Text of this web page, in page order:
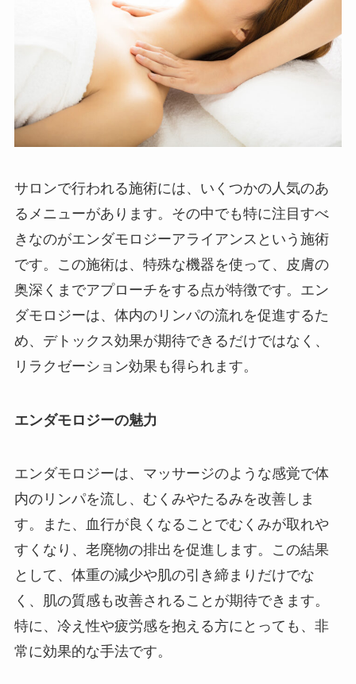
サロンで行われる施術には、いくつかの人気のあ
るメニューがあります。その中でも特に注目すべ
きなのがエンダモロジーアライアンスという施術
です。この施術は、特殊な機器を使って、皮膚の
奥深くまでアプローチをする点が特徴です。エン
ダモロジーは、体内のリンパの流れを促進するた
め、デトックス効果が期待できるだけではなく、
リラクゼーション効果も得られます。
エンダモロジーの魅力
エンダモロジーは、マッサージのような感覚で体
内のリンパを流し、むくみやたるみを改善しま
す。また、血行が良くなることでむくみが取れや
すくなり、老廃物の排出を促進します。この結果
として、体重の減少や肌の引き締まりだけでな
く、肌の質感も改善されることが期待できます。
特に、冷え性や疲労感を抱える方にとっても、非
常に効果的な手法です。